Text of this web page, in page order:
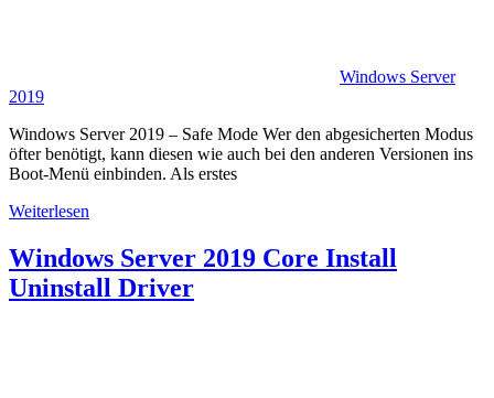
Windows Server
2019
Windows Server 2019 – Safe Mode Wer den abgesicherten Modus
öfter benötigt, kann diesen wie auch bei den anderen Versionen ins
Boot-Menü einbinden. Als erstes
Weiterlesen
Windows Server 2019 Core Install
Uninstall Driver